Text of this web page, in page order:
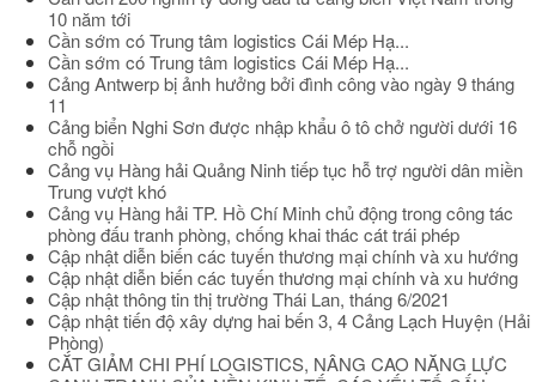
10 năm tới
Cần sớm có Trung tâm logistics Cái Mép Hạ...
Cần sớm có Trung tâm logistics Cái Mép Hạ...
Cảng Antwerp bị ảnh hưởng bởi đình công vào ngày 9 tháng
11
Cảng biển Nghi Sơn được nhập khẩu ô tô chở người dưới 16
chỗ ngồi
Cảng vụ Hàng hải Quảng Ninh tiếp tục hỗ trợ người dân miền
Trung vượt khó
Cảng vụ Hàng hải TP. Hồ Chí Minh chủ động trong công tác
phòng đấu tranh phòng, chống khai thác cát trái phép
Cập nhật diễn biến các tuyến thương mại chính và xu hướng
Cập nhật diễn biến các tuyến thương mại chính và xu hướng
Cập nhật thông tin thị trường Thái Lan, tháng 6/2021
Cập nhật tiến độ xây dựng hai bến 3, 4 Cảng Lạch Huyện (Hải
Phòng)
CẮT GIẢM CHI PHÍ LOGISTICS, NÂNG CAO NĂNG LỰC